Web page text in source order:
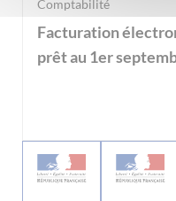
Comptabilité
Facturation
prêt au 1er